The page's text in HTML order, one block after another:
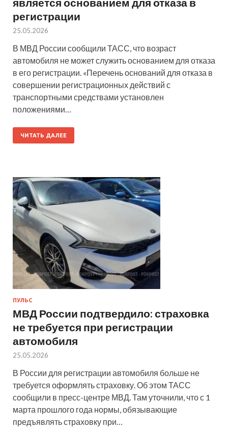
регистрации
25.05.2026
В МВД России сообщили ТАСС, что возраст
автомобиля не может служить основанием для отказа
в его регистрации. «Перечень оснований для отказа в
совершении регистрационных действий с
транспортными средствами установлен
положениями…
ЧИТАТЬ ДАЛЕЕ
ПУЛЬС
МВД России подтвердило: страховка
не требуется при регистрации
автомобиля
25.05.2026
В России для регистрации автомобиля больше не
требуется оформлять страховку. Об этом ТАСС
сообщили в пресс-центре МВД. Там уточнили, что с 1
марта прошлого года нормы, обязывающие
предъявлять страховку при…